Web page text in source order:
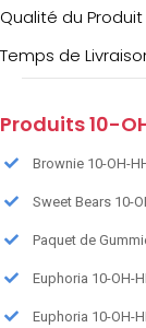
Qualité du Produit
Temps de
Produits 10-
Brownie 10-OH-
Sweet Bears 10-
Paquet de
Euphoria 10-OH-
Euphoria 10-OH-